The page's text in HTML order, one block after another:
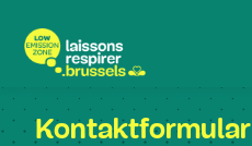
text.skipToContent
text.skipToNavigation
Kontaktformular